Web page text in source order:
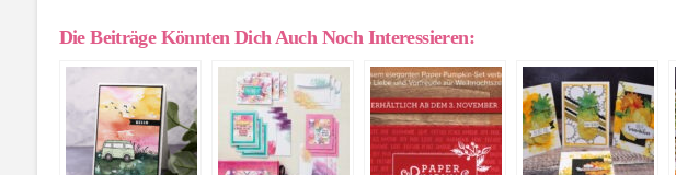
Die Beiträge Könnten Dich Auch Noch Interessieren: